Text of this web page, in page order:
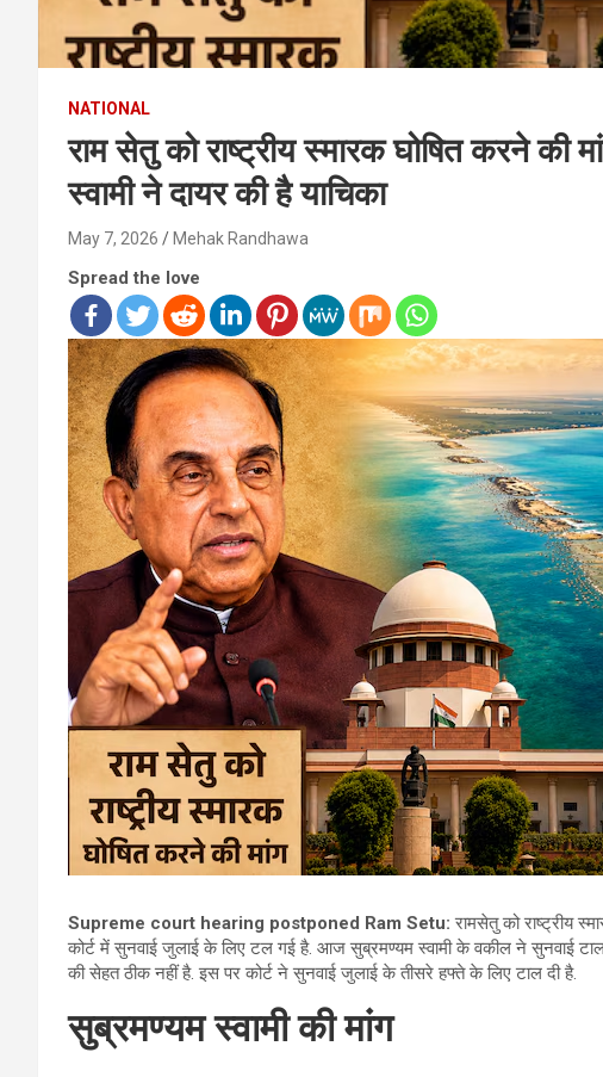
NATIONAL
राम सेतु को राष्ट्रीय स्मारक घोषित करने की
स्वामी ने दायर की है याचिका
May 7, 2026 Mehak Randhawa
Spread the love
Supreme court hearing postponed Ram Setu: रामसेतु को राष्ट्रीय
कोर्ट में सुनवाई जुलाई के लिए टल गई है. आज सुब्रमण्यम स्वामी के वकील ने सुनवाई
की सेहत ठीक नहीं है. इस पर कोर्ट ने सुनवाई जुलाई के तीसरे हफ्ते के लिए टाल दी है.
सुब्रमण्यम स्वामी की मांग